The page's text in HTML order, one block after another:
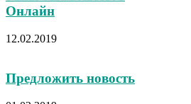
Онлайн
12.02.2019
Предложить новость